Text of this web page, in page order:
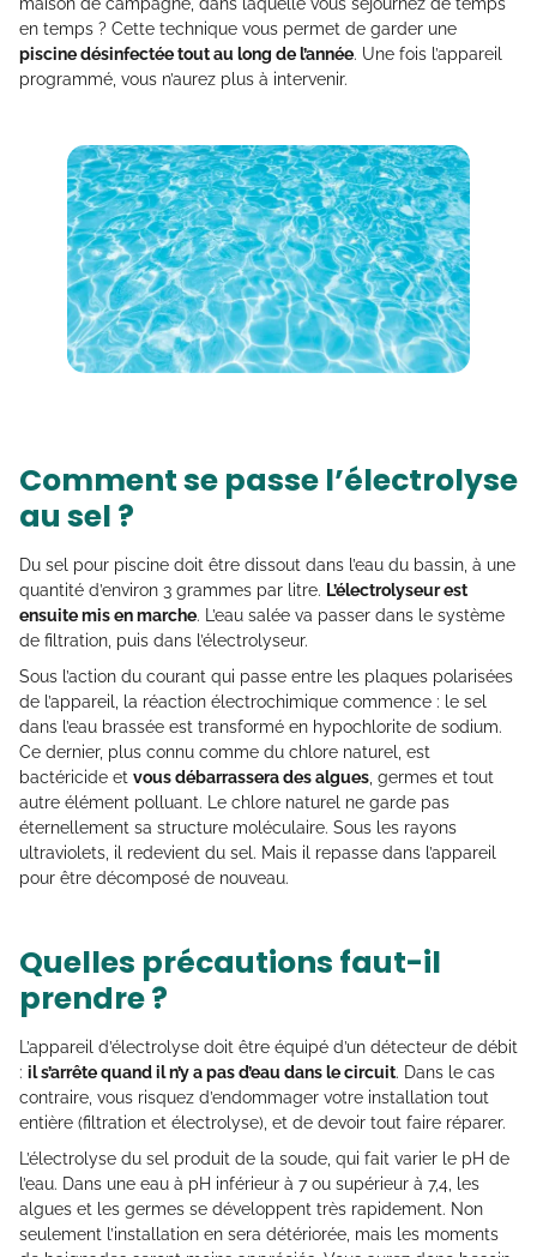
maison de campagne, dans laquelle vous séjournez de temps
en temps ? Cette technique vous permet de garder une
piscine désinfectée tout au long de l’année. Une fois l’appareil
programmé, vous n’aurez plus à intervenir.
Comment se passe l’électrolyse
au sel ?
Du sel pour piscine doit être dissout dans l’eau du bassin, à une
quantité d’environ 3 grammes par litre. L’électrolyseur est
ensuite mis en marche. L’eau salée va passer dans le système
de filtration, puis dans l’électrolyseur.
Sous l’action du courant qui passe entre les plaques polarisées
de l’appareil, la réaction électrochimique commence : le sel
dans l’eau brassée est transformé en hypochlorite de sodium.
Ce dernier, plus connu comme du chlore naturel, est
bactéricide et vous débarrassera des algues , germes et tout
autre élément polluant. Le chlore naturel ne garde pas
éternellement sa structure moléculaire. Sous les rayons
ultraviolets, il redevient du sel. Mais il repasse dans l’appareil
pour être décomposé de nouveau.
Quelles précautions faut-il
prendre ?
L’appareil d’électrolyse doit être équipé d’un détecteur de débit
: il s’arrête quand il n’y a pas d’eau dans le circuit. Dans le cas
contraire, vous risquez d’endommager votre installation tout
entière (filtration et électrolyse), et de devoir tout faire réparer.
L’électrolyse du sel produit de la soude, qui fait varier le pH de
l’eau. Dans une eau à pH inférieur à 7 ou supérieur à 7,4, les
algues et les germes se développent très rapidement. Non
seulement l’installation en sera détériorée, mais les moments